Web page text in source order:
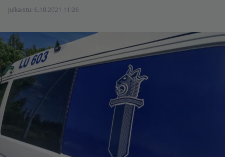
Julkaistu: 6.10.2021 11:26